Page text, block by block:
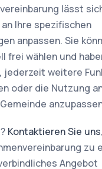
lässt
Ihre spezifischen
anpassen. Sie
frei wählen und
jederzeit weitere
oder die Nutzung
Kontaktieren Sie uns
zu
Angebot